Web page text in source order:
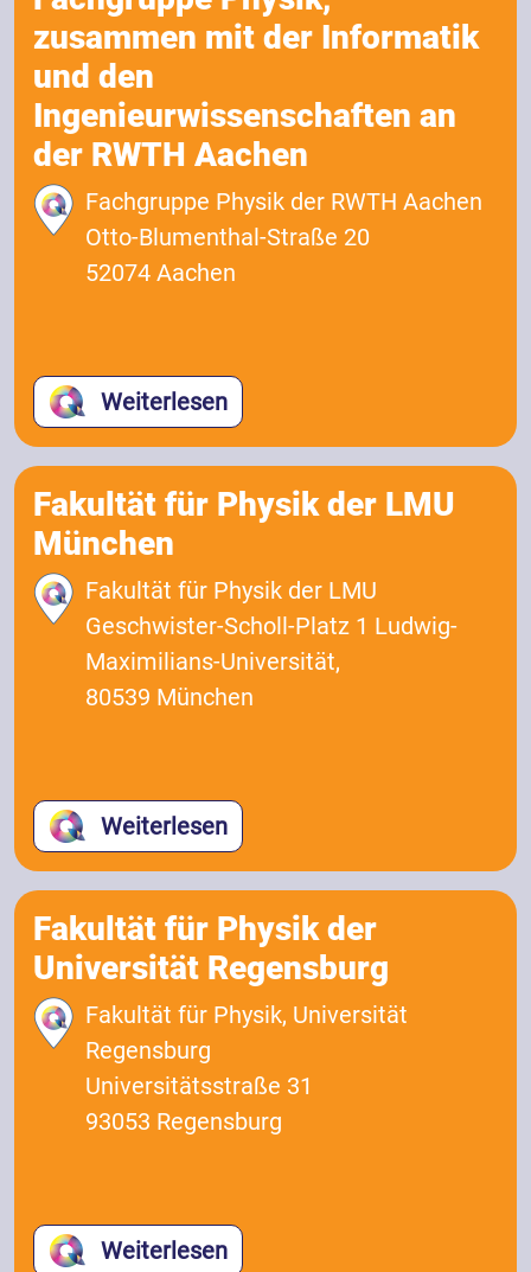
zusammen mit der Informatik
und den
Ingenieurwissenschaften an
der RWTH Aachen
Fachgruppe Physik der RWTH Aachen
Otto-Blumenthal-Straße 20
52074 Aachen
Weiterlesen
Fakultät für Physik der LMU
München
Fakultät für Physik der LMU
Geschwister-Scholl-Platz 1 Ludwig-
Maximilians-Universität,
80539 München
Weiterlesen
Fakultät für Physik der
Universität Regensburg
Fakultät für Physik, Universität
Regensburg
Universitätsstraße 31
93053 Regensburg
Weiterlesen